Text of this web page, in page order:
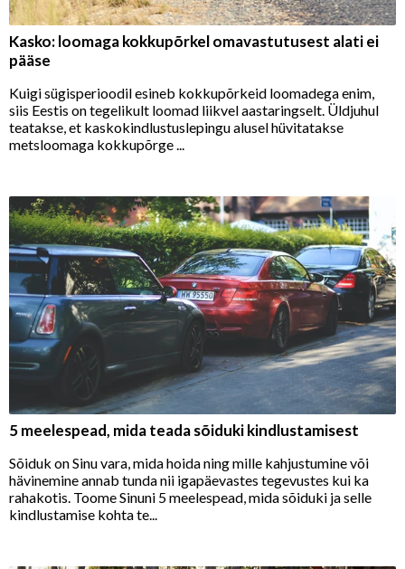
Kasko: loomaga kokkupõrkel omavastutusest alati ei
pääse
Kuigi sügisperioodil esineb kokkupõrkeid loomadega enim,
siis Eestis on tegelikult loomad liikvel aastaringselt. Üldjuhul
teatakse, et kaskokindlustuslepingu alusel hüvitatakse
metsloomaga kokkupõrge ...
5 meelespead, mida teada sõiduki kindlustamisest
Sõiduk on Sinu vara, mida hoida ning mille kahjustumine või
hävinemine annab tunda nii igapäevastes tegevustes kui ka
rahakotis. Toome Sinuni 5 meelespead, mida sõiduki ja selle
kindlustamise kohta te...